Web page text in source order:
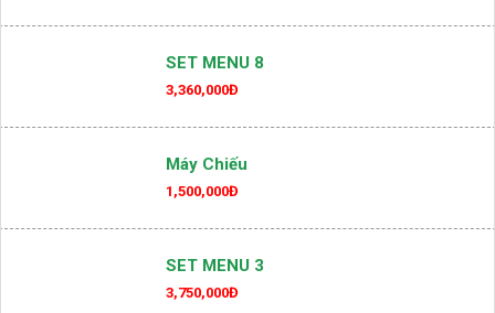
SET MENU 8
3,360,000Đ
Máy Chiếu
1,500,000Đ
SET MENU 3
3,750,000Đ